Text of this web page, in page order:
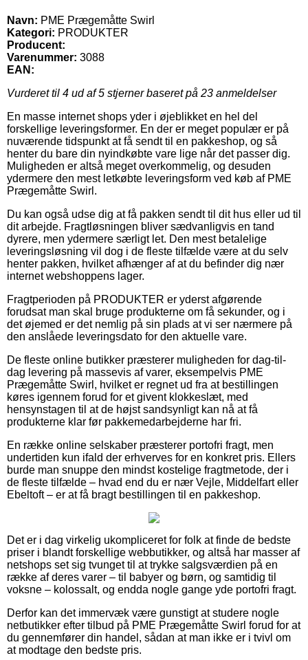
Navn: PME Prægemåtte Swirl
Kategori: PRODUKTER
Producent:
Varenummer: 3088
EAN:
Vurderet til 4 ud af 5 stjerner baseret på 23 anmeldelser
En masse internet shops yder i øjeblikket en hel del
forskellige leveringsformer. En der er meget populær er på
nuværende tidspunkt at få sendt til en pakkeshop, og så
henter du bare din nyindkøbte vare lige når det passer dig.
Muligheden er altså meget overkommelig, og desuden
ydermere den mest letkøbte leveringsform ved køb af PME
Prægemåtte Swirl.
Du kan også udse dig at få pakken sendt til dit hus eller ud til
dit arbejde. Fragtløsningen bliver sædvanligvis en tand
dyrere, men ydermere særligt let. Den mest betalelige
leveringsløsning vil dog i de fleste tilfælde være at du selv
henter pakken, hvilket afhænger af at du befinder dig nær
internet webshoppens lager.
Fragtperioden på PRODUKTER er yderst afgørende
forudsat man skal bruge produkterne om få sekunder, og i
det øjemed er det nemlig på sin plads at vi ser nærmere på
den anslåede leveringsdato for den aktuelle vare.
De fleste online butikker præsterer muligheden for dag-til-
dag levering på massevis af varer, eksempelvis PME
Prægemåtte Swirl, hvilket er regnet ud fra at bestillingen
køres igennem forud for et givent klokkeslæt, med
hensynstagen til at de højst sandsynligt kan nå at få
produkterne klar før pakkemedarbejderne har fri.
En række online selskaber præsterer portofri fragt, men
undertiden kun ifald der erhverves for en konkret pris. Ellers
burde man snuppe den mindst kostelige fragtmetode, der i
de fleste tilfælde – hvad end du er nær Vejle, Middelfart eller
Ebeltoft – er at få bragt bestillingen til en pakkeshop.
Det er i dag virkelig ukompliceret for folk at finde de bedste
priser i blandt forskellige webbutikker, og altså har masser af
netshops set sig tvunget til at trykke salgsværdien på en
række af deres varer – til babyer og børn, og samtidig til
voksne – kolossalt, og endda nogle gange yde portofri fragt.
Derfor kan det immervæk være gunstigt at studere nogle
netbutikker efter tilbud på PME Prægemåtte Swirl forud for at
du gennemfører din handel, sådan at man ikke er i tvivl om
at modtage den bedste pris.